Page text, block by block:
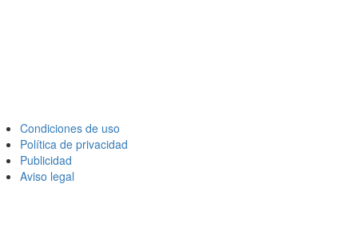
Condiciones de uso
Política de privacidad
Publicidad
Aviso legal